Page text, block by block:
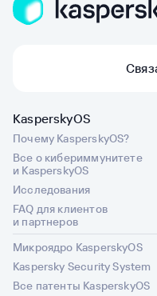
KasperskyOS
Почему KasperskyOS?
Все о кибериммунитете
и KasperskyOS
Исследования
FAQ для клиентов
и партнеров
Микроядро KasperskyOS
Kaspersky Security System
Все патенты KasperskyOS